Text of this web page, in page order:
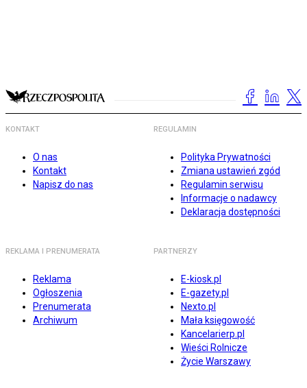
KONTAKT
O nas
Kontakt
Napisz do nas
REGULAMIN
Polityka Prywatności
Zmiana ustawień zgód
Regulamin serwisu
Informacje o nadawcy
Deklaracja dostępności
REKLAMA I PRENUMERATA
Reklama
Ogłoszenia
Prenumerata
Archiwum
PARTNERZY
E-kiosk.pl
E-gazety.pl
Nexto.pl
Mała księgowość
Kancelarierp.pl
Wieści Rolnicze
Życie Warszawy